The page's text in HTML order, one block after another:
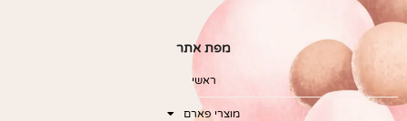
מפת אתר
ראשי
מוצרי פארם